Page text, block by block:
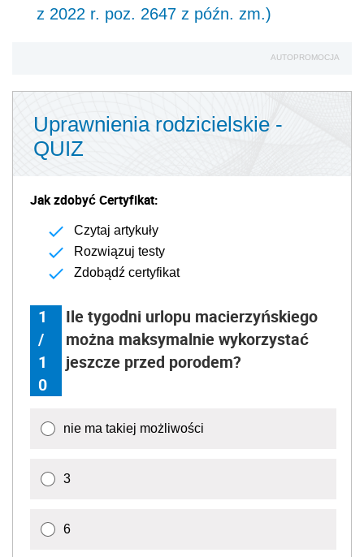
z 2022 r. poz. 2647 z późn. zm.)
AUTOPROMOCJA
Uprawnienia rodzicielskie -
QUIZ
Jak zdobyć Certyfikat:
Czytaj artykuły
Rozwiązuj testy
Zdobądź certyfikat
1
/
1
0
Ile tygodni urlopu macierzyńskiego
można maksymalnie wykorzystać
jeszcze przed porodem?
nie ma takiej możliwości
3
6